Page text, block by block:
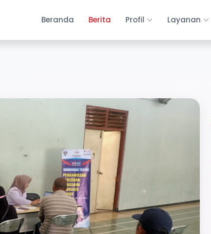
Beranda Berita Profil Layanan